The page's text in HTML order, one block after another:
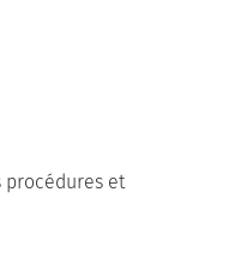
procédures et